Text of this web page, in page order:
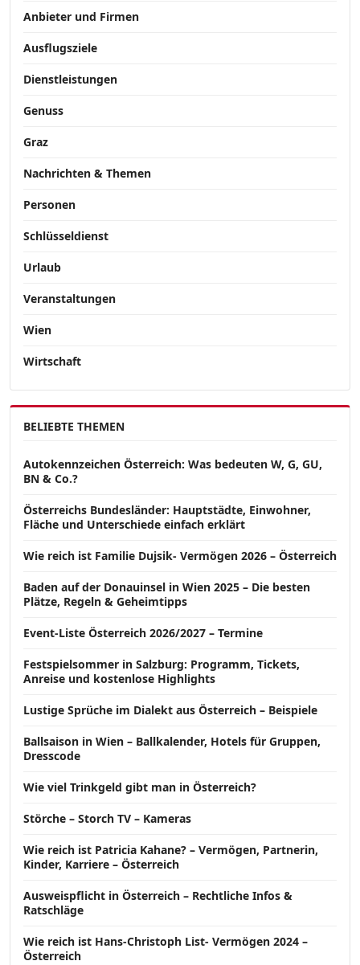
Anbieter und Firmen
Ausflugsziele
Dienstleistungen
Genuss
Graz
Nachrichten & Themen
Personen
Schlüsseldienst
Urlaub
Veranstaltungen
Wien
Wirtschaft
BELIEBTE THEMEN
Autokennzeichen Österreich: Was bedeuten W, G, GU,
BN & Co.?
Österreichs Bundesländer: Hauptstädte, Einwohner,
Fläche und Unterschiede einfach erklärt
Wie reich ist Familie Dujsik- Vermögen 2026 – Österreich
Baden auf der Donauinsel in Wien 2025 – Die besten
Plätze, Regeln & Geheimtipps
Event-Liste Österreich 2026/2027 – Termine
Festspielsommer in Salzburg: Programm, Tickets,
Anreise und kostenlose Highlights
Lustige Sprüche im Dialekt aus Österreich – Beispiele
Ballsaison in Wien – Ballkalender, Hotels für Gruppen,
Dresscode
Wie viel Trinkgeld gibt man in Österreich?
Störche – Storch TV – Kameras
Wie reich ist Patricia Kahane? – Vermögen, Partnerin,
Kinder, Karriere – Österreich
Ausweispflicht in Österreich – Rechtliche Infos &
Ratschläge
Wie reich ist Hans-Christoph List- Vermögen 2024 –
Österreich